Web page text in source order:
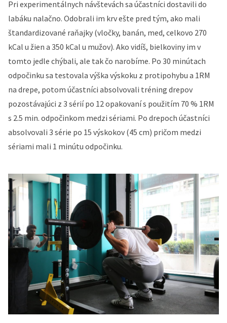
Pri experimentálnych návštevách sa účastníci dostavili do
labáku nalačno. Odobrali im krv ešte pred tým, ako mali
štandardizované raňajky (vločky, banán, med, celkovo 270
kCal u žien a 350 kCal u mužov). Ako vidíš, bielkoviny im v
tomto jedle chýbali, ale tak čo narobíme. Po 30 minútach
odpočinku sa testovala výška výskoku z protipohybu a 1RM
na drepe, potom účastníci absolvovali tréning drepov
pozostávajúci z 3 sérií po 12 opakovaní s použitím 70 % 1RM
s 2.5 min. odpočinkom medzi sériami. Po drepoch účastníci
absolvovali 3 série po 15 výskokov (45 cm) pričom medzi
sériami mali 1 minútu odpočinku.